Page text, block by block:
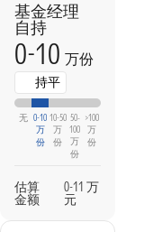
基金经理
自持
0-10 万份
持平
无 0-10
万
份
10-50
万
份
50-
100
万
份
>100
万
份
估算
金额
0-11 万
元